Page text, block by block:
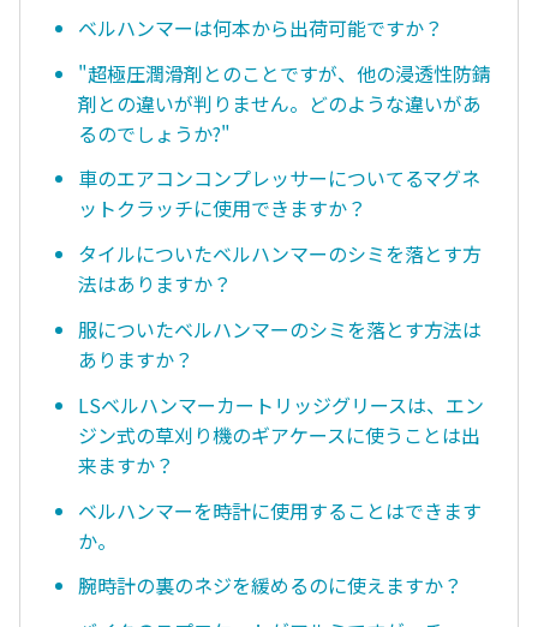
ベルハンマーは何本から出荷可能ですか？
"超極圧潤滑剤とのことですが、他の浸透性防錆
剤との違いが判りません。どのような違いがあ
るのでしょうか?"
車のエアコンコンプレッサーについてるマグネ
ットクラッチに使用できますか？
タイルについたベルハンマーのシミを落とす方
法はありますか？
服についたベルハンマーのシミを落とす方法は
ありますか？
LSベルハンマーカートリッジグリースは、エン
ジン式の草刈り機のギアケースに使うことは出
来ますか？
ベルハンマーを時計に使用することはできます
か。
腕時計の裏のネジを緩めるのに使えますか？